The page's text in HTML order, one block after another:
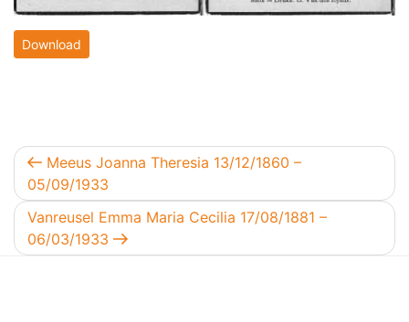
Download
Berichtnavigatie
Vorig bericht
Meeus Joanna Theresia 13/12/1860 –
05/09/1933
Volgend bericht
Vanreusel Emma Maria Cecilia 17/08/1881 –
06/03/1933